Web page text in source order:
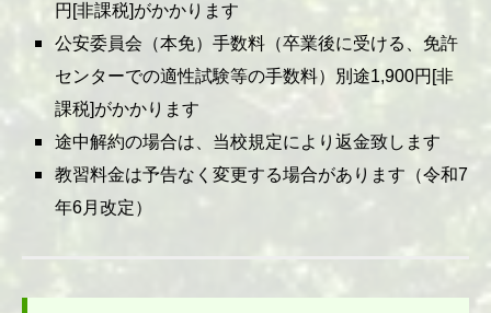
円[非課税]がかかります
公安委員会（本免）手数料（卒業後に受ける、免許
センターでの適性試験等の手数料）別途1,900円[非
課税]がかかります
途中解約の場合は、当校規定により返金致します
教習料金は予告なく変更する場合があります（令和7
年6月改定）